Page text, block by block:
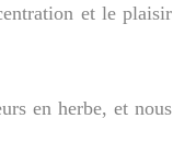
et le plaisir
en herbe, et nous